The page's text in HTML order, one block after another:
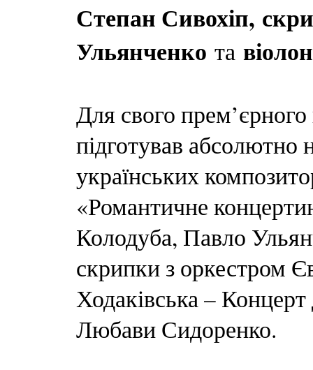
Степан Сивохіп,
Ульянченко та
Для свого
підготував абсолютно
українських
«Романтичне
Колодуба, Павло
скрипки з оркестром
Ходаківська – Концерт
Любави Сидоренко.